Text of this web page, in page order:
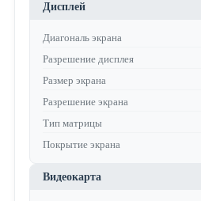
Дисплей
Диагональ экрана
Разрешение дисплея
Размер экрана
Разрешение экрана
Тип матрицы
Покрытие экрана
Видеокарта